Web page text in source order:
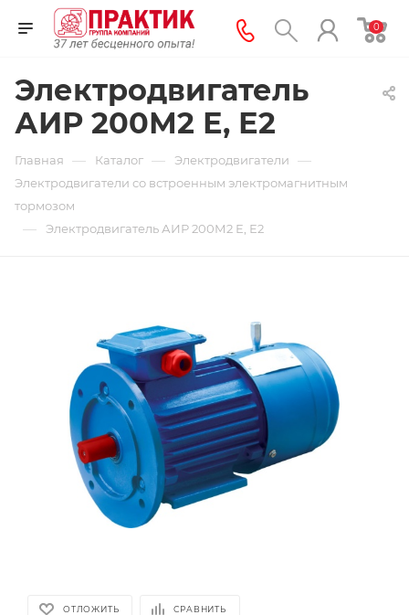
0
Электродвигатель
АИР 200М2 Е, Е2
Главная — Каталог — Электродвигатели —
Электродвигатели со встроенным электромагнитным
тормозом
— Электродвигатель АИР 200М2 Е, Е2
ОТЛОЖИТЬ СРАВНИТЬ